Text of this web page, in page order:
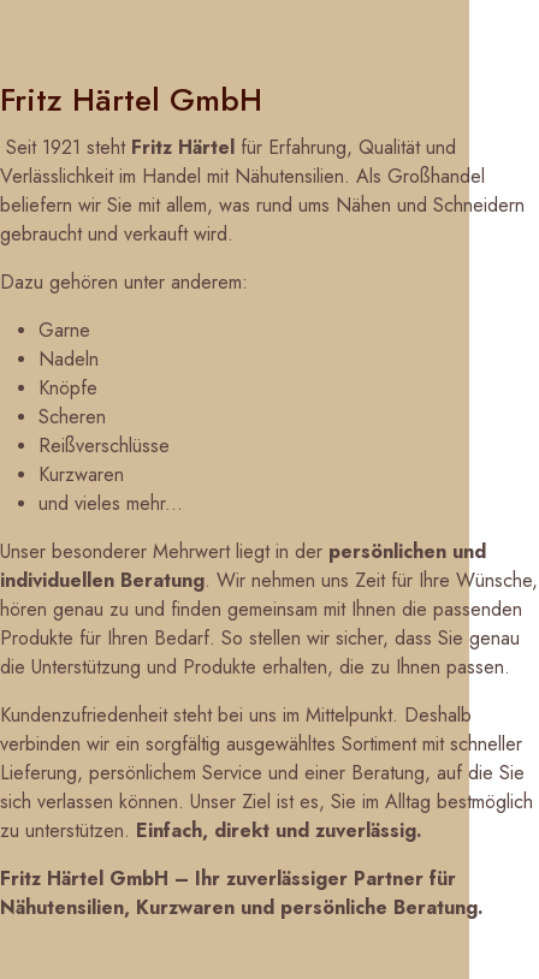
Fritz Härtel GmbH
Seit 1921 steht Fritz Härtel für Erfahrung, Qualität und
Verlässlichkeit im Handel mit Nähutensilien. Als Großhandel
beliefern wir Sie mit allem, was rund ums Nähen und Schneidern
gebraucht und verkauft wird.
Dazu gehören unter anderem:
Garne
Nadeln
Knöpfe
Scheren
Reißverschlüsse
Kurzwaren
und vieles mehr...
Unser besonderer Mehrwert liegt in der persönlichen und
individuellen Beratung. Wir nehmen uns Zeit für Ihre Wünsche,
hören genau zu und finden gemeinsam mit Ihnen die passenden
Produkte für Ihren Bedarf. So stellen wir sicher, dass Sie genau
die Unterstützung und Produkte erhalten, die zu Ihnen passen.
Kundenzufriedenheit steht bei uns im Mittelpunkt. Deshalb
verbinden wir ein sorgfältig ausgewähltes Sortiment mit schneller
Lieferung, persönlichem Service und einer Beratung, auf die Sie
sich verlassen können. Unser Ziel ist es, Sie im Alltag bestmöglich
zu unterstützen. Einfach, direkt und zuverlässig.
Fritz Härtel GmbH – Ihr zuverlässiger Partner für
Nähutensilien, Kurzwaren und persönliche Beratung.